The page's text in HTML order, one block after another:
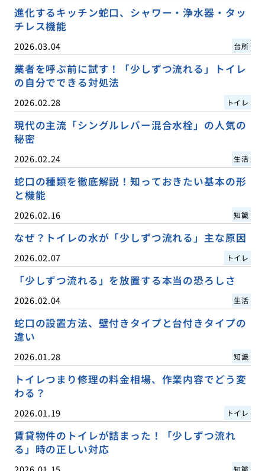
進化するキッチン蛇口、シャワー・浄水器・タッ
チレス機能
2026.03.04 台所
業者を呼ぶ前に試す！「少しずつ流れる」トイレ
の自分でできる対処法
2026.02.28 トイレ
現代の主流「シングルレバー混合水栓」の人気の
秘密
2026.02.24 生活
蛇口の種類を徹底解説！知っておきたい基本の形
と機能
2026.02.16 知識
なぜ？トイレの水が「少しずつ流れる」主な原因
2026.02.07 トイレ
「少しずつ流れる」を放置する本当の恐ろしさ
2026.02.04 生活
蛇口の設置方法、壁付きタイプと台付きタイプの
違い
2026.01.28 知識
トイレつまり修理の料金相場、作業内容でどう変
わる？
2026.01.19 トイレ
賃貸物件のトイレが詰まった！「少しずつ流れ
る」時の正しい対応